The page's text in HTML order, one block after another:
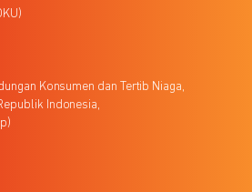
Konsumen dan Tertib Niaga,
Indonesia,